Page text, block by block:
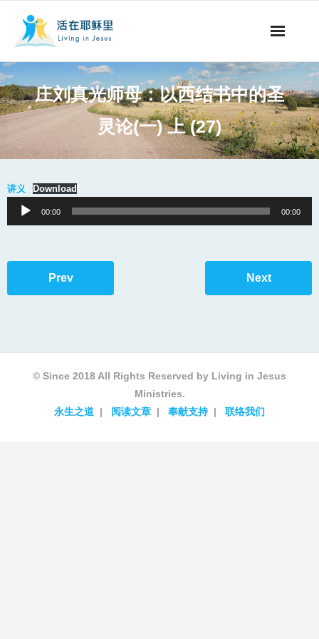
视听节目
阅读文章
永生之道
奉献支持
庄刘真光师母：以西结书中的圣
灵论(一) 上 (27)
讲义 Download
Audio
Player
00:00 00:00
Prev Next
© Since 2018 All Rights Reserved by Living in Jesus
Ministries.
永生之道
阅读文章 奉献支持 联络我们